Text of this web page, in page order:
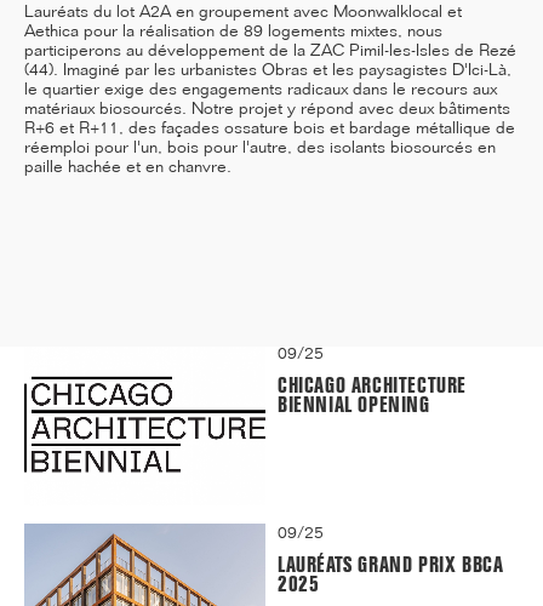
CAMPUS SORBONNE PITIÉ-
SALPÊTRIÈRE : PROJET
LAURÉAT
09/25
CHICAGO ARCHITECTURE
BIENNIAL OPENING
09/25
LAURÉATS GRAND PRIX BBCA
2025
Lauréats du lot A2A en groupement avec Moonwalklocal et
Aethica pour la réalisation de 89 logements mixtes, nous
participerons au développement de la ZAC Pimil-les-Isles de Rezé
(44). Imaginé par les urbanistes Obras et les paysagistes D'Ici-Là,
le quartier exige des engagements radicaux dans le recours aux
matériaux biosourcés. Notre projet y répond avec deux bâtiments
R+6 et R+11, des façades ossature bois et bardage métallique de
réemploi pour l'un, bois pour l'autre, des isolants biosourcés en
paille hachée et en chanvre.